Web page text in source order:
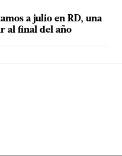
a julio en RD, una
al final del año